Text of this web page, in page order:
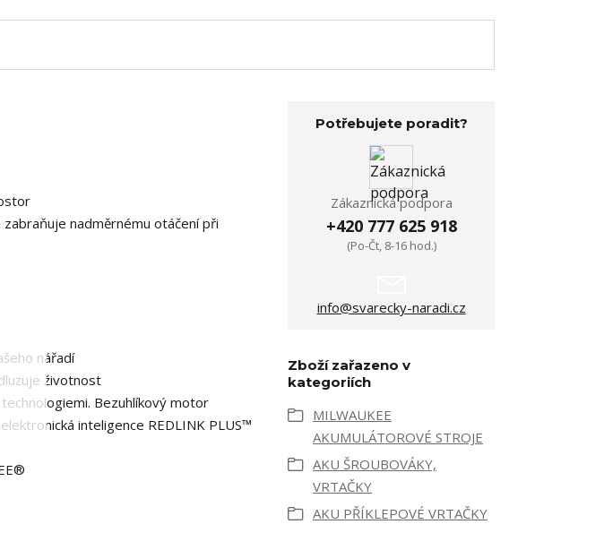
nadměrnému otáčení při
nářadí
životnost
Bezuhlíkový motor
inteligence REDLINK PLUS™
Potřebujete poradit?
Zákaznická podpora
+420 777 625 918
(Po-Čt, 8-16 hod.)
info@svarecky-naradi.cz
Zboží zařazeno v
kategoriích
MILWAUKEE
AKUMULÁTOROVÉ STROJE
AKU ŠROUBOVÁKY,
VRTAČKY
AKU PŘÍKLEPOVÉ VRTAČKY